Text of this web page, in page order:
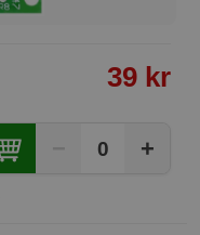
39 kr
0 +